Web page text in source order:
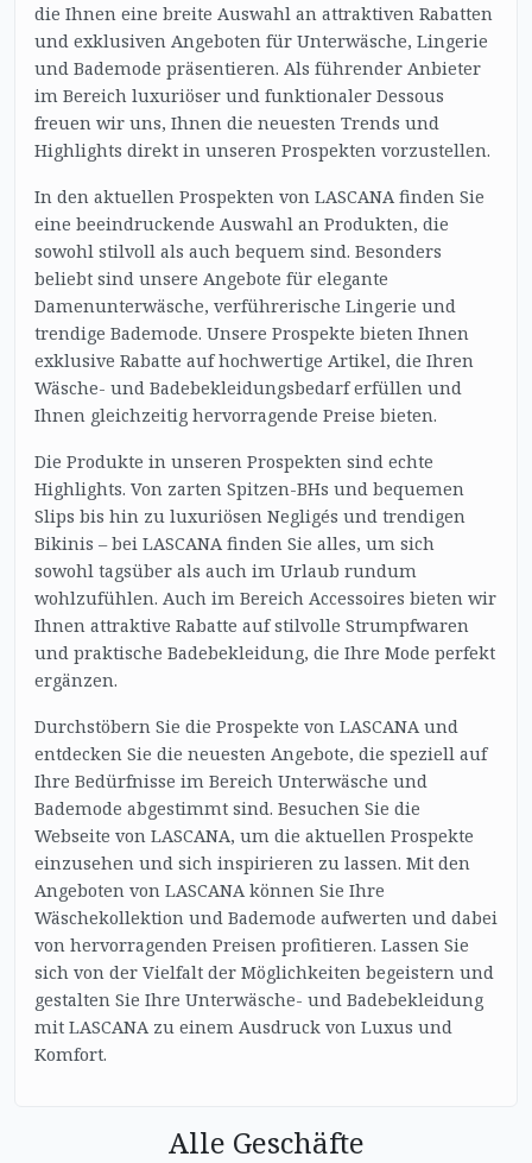
die Ihnen eine breite Auswahl an attraktiven Rabatten
und exklusiven Angeboten für Unterwäsche, Lingerie
und Bademode präsentieren. Als führender Anbieter
im Bereich luxuriöser und funktionaler Dessous
freuen wir uns, Ihnen die neuesten Trends und
Highlights direkt in unseren Prospekten vorzustellen.
In den aktuellen Prospekten von LASCANA finden Sie
eine beeindruckende Auswahl an Produkten, die
sowohl stilvoll als auch bequem sind. Besonders
beliebt sind unsere Angebote für elegante
Damenunterwäsche, verführerische Lingerie und
trendige Bademode. Unsere Prospekte bieten Ihnen
exklusive Rabatte auf hochwertige Artikel, die Ihren
Wäsche- und Badebekleidungsbedarf erfüllen und
Ihnen gleichzeitig hervorragende Preise bieten.
Die Produkte in unseren Prospekten sind echte
Highlights. Von zarten Spitzen-BHs und bequemen
Slips bis hin zu luxuriösen Negligés und trendigen
Bikinis – bei LASCANA finden Sie alles, um sich
sowohl tagsüber als auch im Urlaub rundum
wohlzufühlen. Auch im Bereich Accessoires bieten wir
Ihnen attraktive Rabatte auf stilvolle Strumpfwaren
und praktische Badebekleidung, die Ihre Mode perfekt
ergänzen.
Durchstöbern Sie die Prospekte von LASCANA und
entdecken Sie die neuesten Angebote, die speziell auf
Ihre Bedürfnisse im Bereich Unterwäsche und
Bademode abgestimmt sind. Besuchen Sie die
Webseite von LASCANA, um die aktuellen Prospekte
einzusehen und sich inspirieren zu lassen. Mit den
Angeboten von LASCANA können Sie Ihre
Wäschekollektion und Bademode aufwerten und dabei
von hervorragenden Preisen profitieren. Lassen Sie
sich von der Vielfalt der Möglichkeiten begeistern und
gestalten Sie Ihre Unterwäsche- und Badebekleidung
mit LASCANA zu einem Ausdruck von Luxus und
Komfort.
Alle Geschäfte